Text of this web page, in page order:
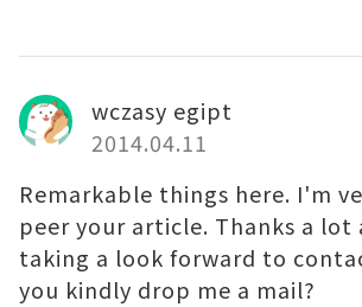
wczasy egipt
2014.04.11
Remarkable things here. I'm
peer your article. Thanks a lot
taking a look forward to
you kindly drop me a mail?